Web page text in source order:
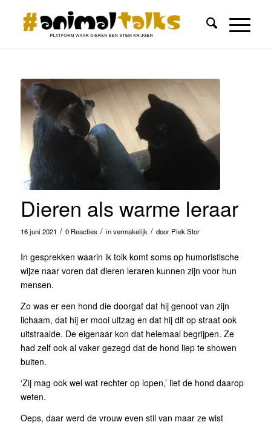
Dieren als warme leraar
16 juni 2021 / 0 Reacties / invermakelijk / door Piek Stor
In gesprekken waarin ik tolk komt soms op humoristische
wijze naar voren dat dieren leraren kunnen zijn voor hun
mensen.
Zo was er een hond die doorgaf dat hij genoot van zijn
lichaam, dat hij er mooi uitzag en dat hij dit op straat ook
uitstraalde. De eigenaar kon dat helemaal begrijpen. Ze
had zelf ook al vaker gezegd dat de hond liep te showen
buiten.
‘Zij mag ook wel wat rechter op lopen,’ liet de hond daarop
weten.
Oeps, daar werd de vrouw even stil van maar ze wist